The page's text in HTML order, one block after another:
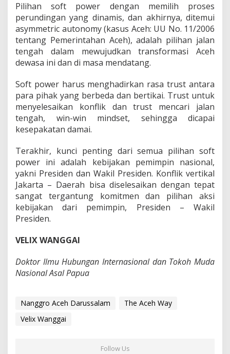
Pilihan soft power dengan memilih proses
perundingan yang dinamis, dan akhirnya, ditemui
asymmetric autonomy (kasus Aceh: UU No. 11/2006
tentang Pemerintahan Aceh), adalah pilihan jalan
tengah dalam mewujudkan transformasi Aceh
dewasa ini dan di masa mendatang.
Soft power harus menghadirkan rasa trust antara
para pihak yang berbeda dan bertikai. Trust untuk
menyelesaikan konflik dan trust mencari jalan
tengah, win-win mindset, sehingga dicapai
kesepakatan damai.
Terakhir, kunci penting dari semua pilihan soft
power ini adalah kebijakan pemimpin nasional,
yakni Presiden dan Wakil Presiden. Konflik vertikal
Jakarta – Daerah bisa diselesaikan dengan tepat
sangat tergantung komitmen dan pilihan aksi
kebijakan dari pemimpin, Presiden – Wakil
Presiden.
VELIX WANGGAI
Doktor Ilmu Hubungan Internasional dan Tokoh Muda
Nasional Asal Papua
Nanggro Aceh Darussalam
The Aceh Way
Velix Wanggai
Follow Us